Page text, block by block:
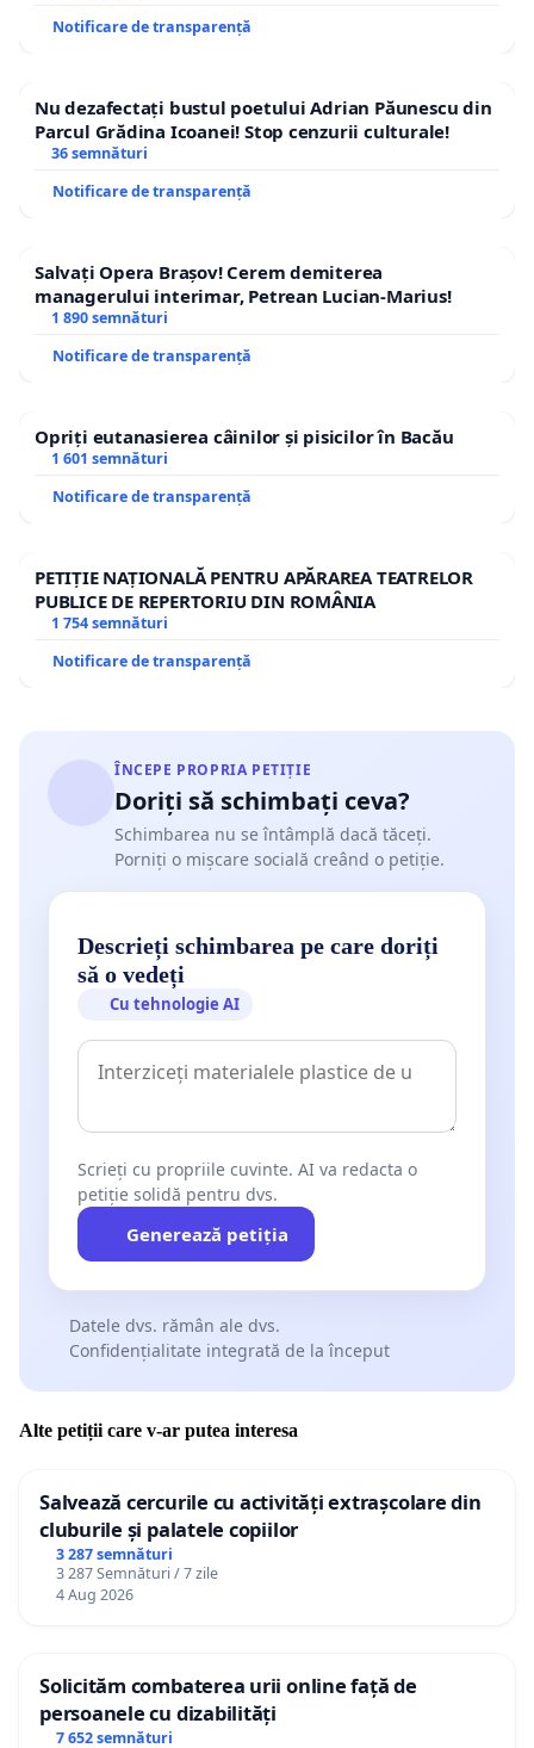
Notificare de transparență
Nu dezafectați bustul poetului Adrian Păunescu din
Parcul Grădina Icoanei! Stop cenzurii culturale!
36 semnături
Notificare de transparență
Salvați Opera Brașov! Cerem demiterea
managerului interimar, Petrean Lucian-Marius!
1 890 semnături
Notificare de transparență
Opriți eutanasierea câinilor și pisicilor în Bacău
1 601 semnături
Notificare de transparență
PETIȚIE NAȚIONALĂ PENTRU APĂRAREA TEATRELOR
PUBLICE DE REPERTORIU DIN ROMÂNIA
1 754 semnături
Notificare de transparență
ÎNCEPE PROPRIA PETIȚIE
Doriți să schimbați ceva?
Schimbarea nu se întâmplă dacă tăceți.
Porniți o mișcare socială creând o petiție.
Descrieți schimbarea pe care doriți
să o vedeți
Cu tehnologie AI
Scrieți cu propriile cuvinte. AI va redacta o
petiție solidă pentru dvs.
Generează petiția
Datele dvs. rămân ale dvs.
Confidențialitate integrată de la început
Alte petiții care v-ar putea interesa
Salvează cercurile cu activități extrașcolare din
cluburile și palatele copiilor
3 287 semnături
3 287 Semnături / 7 zile
4 Aug 2026
Solicităm combaterea urii online față de
persoanele cu dizabilități
7 652 semnături